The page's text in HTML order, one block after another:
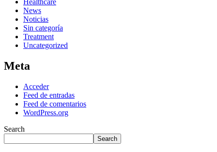
Healthcare
News
Noticias
Sin categoría
Treatment
Uncategorized
Meta
Acceder
Feed de entradas
Feed de comentarios
WordPress.org
Search
Search